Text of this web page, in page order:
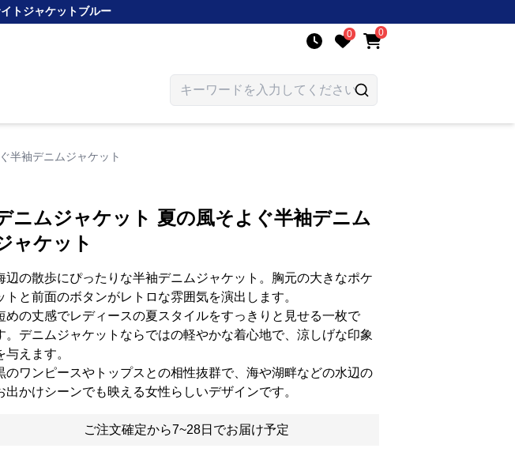
トジャケットブルー
0 0
半袖デニムジャケット
ニムジャケット 夏の風そよぐ半袖デニム
ャケット
辺の散歩にぴったりな半袖デニムジャケット。胸元の大きなポケ
トと前面のボタンがレトロな雰囲気を演出します。
めの丈感でレディースの夏スタイルをすっきりと見せる一枚で
。デニムジャケットならではの軽やかな着心地で、涼しげな印象
与えます。
のワンピースやトップスとの相性抜群で、海や湖畔などの水辺の
出かけシーンでも映える女性らしいデザインです。
ご注文確定から7~28日でお届け予定